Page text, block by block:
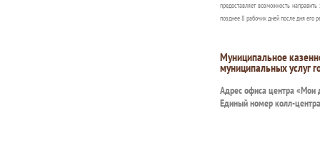
предоставляет возможность
позднее 8 рабочих дней после дня его
Муниципальное
муниципальных услуг
Адрес офиса центра «Мои
Единый номер колл-